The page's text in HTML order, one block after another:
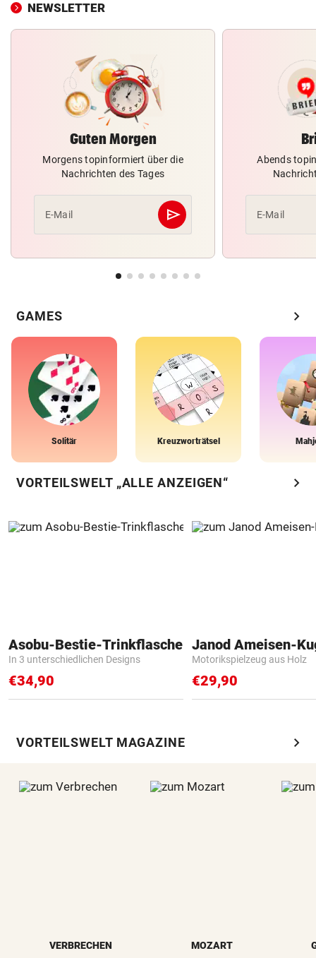
NEWSLETTER
Guten Morgen
Morgens topinformiert über die
Nachrichten des Tages
E-Mail send
Abschicken
Abends
E-Mail
GAMES chevron_right
Solitär Kreuzworträtsel
VORTEILSWELT „ALLE ANZEIGEN“ chevron_right
Asobu-Bestie-Trinkflasche
In 3 unterschiedlichen Designs
€34,90
Janod Ameisen-
Motorikspielzeug aus Holz
€29,90
VORTEILSWELT MAGAZINE chevron_right
VERBRECHEN MOZART